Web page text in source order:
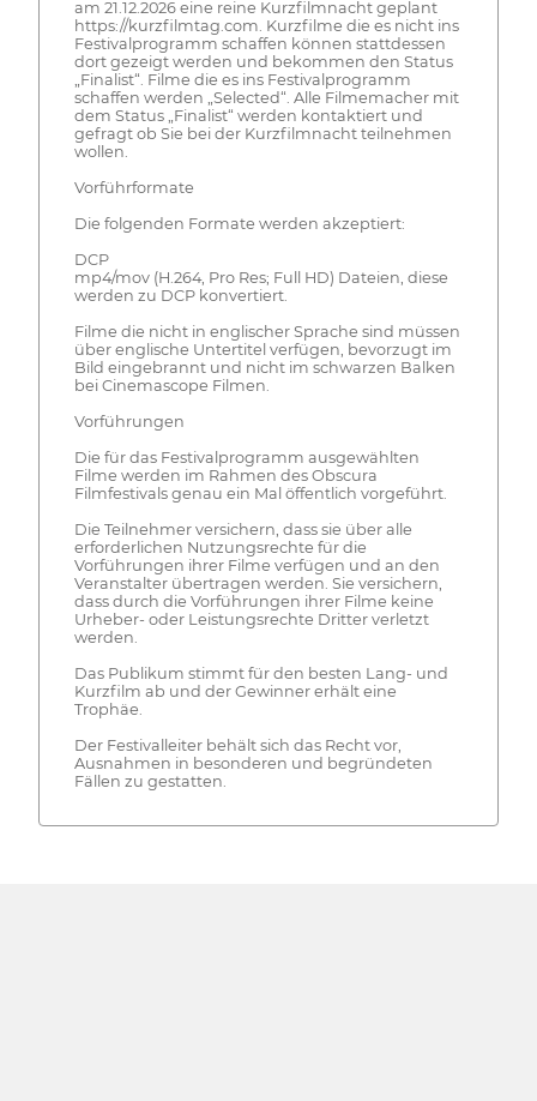
am 21.12.2026 eine reine Kurzfilmnacht geplant
https://kurzfilmtag.com. Kurzfilme die es nicht ins
Festivalprogramm schaffen können stattdessen
dort gezeigt werden und bekommen den Status
„Finalist“. Filme die es ins Festivalprogramm
schaffen werden „Selected“. Alle Filmemacher mit
dem Status „Finalist“ werden kontaktiert und
gefragt ob Sie bei der Kurzfilmnacht teilnehmen
wollen.
Vorführformate
Die folgenden Formate werden akzeptiert:
DCP
mp4/mov (H.264, Pro Res; Full HD) Dateien, diese
werden zu DCP konvertiert.
Filme die nicht in englischer Sprache sind müssen
über englische Untertitel verfügen, bevorzugt im
Bild eingebrannt und nicht im schwarzen Balken
bei Cinemascope Filmen.
Vorführungen
Die für das Festivalprogramm ausgewählten
Filme werden im Rahmen des Obscura
Filmfestivals genau ein Mal öffentlich vorgeführt.
Die Teilnehmer versichern, dass sie über alle
erforderlichen Nutzungsrechte für die
Vorführungen ihrer Filme verfügen und an den
Veranstalter übertragen werden. Sie versichern,
dass durch die Vorführungen ihrer Filme keine
Urheber- oder Leistungsrechte Dritter verletzt
werden.
Das Publikum stimmt für den besten Lang- und
Kurzfilm ab und der Gewinner erhält eine
Trophäe.
Der Festivalleiter behält sich das Recht vor,
Ausnahmen in besonderen und begründeten
Fällen zu gestatten.